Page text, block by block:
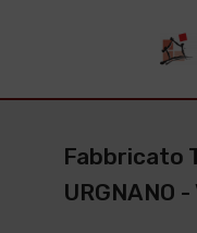
Fabbricato
URGNANO -